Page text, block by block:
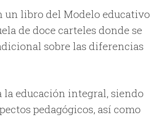
un libro del Modelo educativo
de doce carteles donde se
sobre las diferencias
la educación integral, siendo
pedagógicos, así como